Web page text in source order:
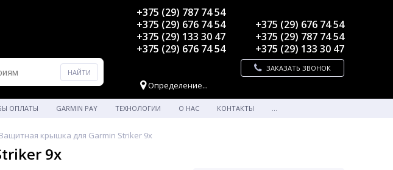
+375 (29) 787 74 54
+375 (29) 676 74 54
+375 (29) 133 30 47
+375 (29) 676 74 54
Определение...
+375 (29) 676 74 54
+375 (29) 787 74 54
+375 (29) 133 30 47
ЗАКАЗАТЬ ЗВОНОК
ОПЛАТЫ GARMIN PAY ТЕХНОЛОГИИ О НАС КОНТАКТЫ ...
Защитная крышка для Garmin Striker 9x
9x